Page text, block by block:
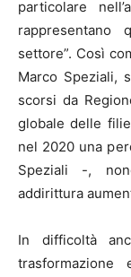
particolare
settore”. Così
Marco Speziali,
scorsi da
globale delle
nel 2020 una
Speziali -,
addirittura
In difficoltà